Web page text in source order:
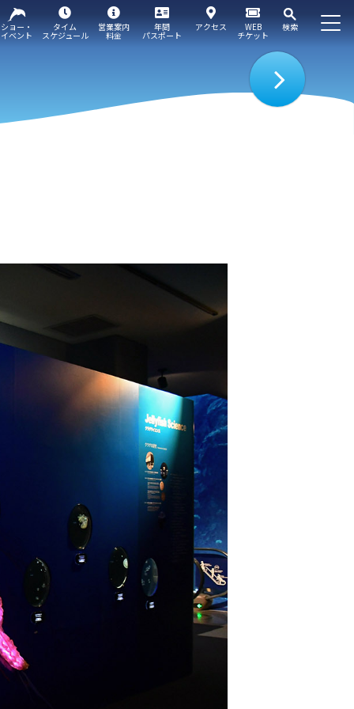
WEB
チケット
検索
ショー・
イベント
タイム
スケジュール
営業案内
料金
年間
パスポート
アクセス